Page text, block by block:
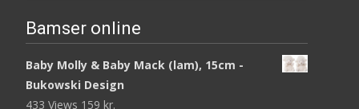
Bamser online
Baby Molly & Baby Mack (lam), 15cm -
Bukowski Design
433 Views 159 kr.